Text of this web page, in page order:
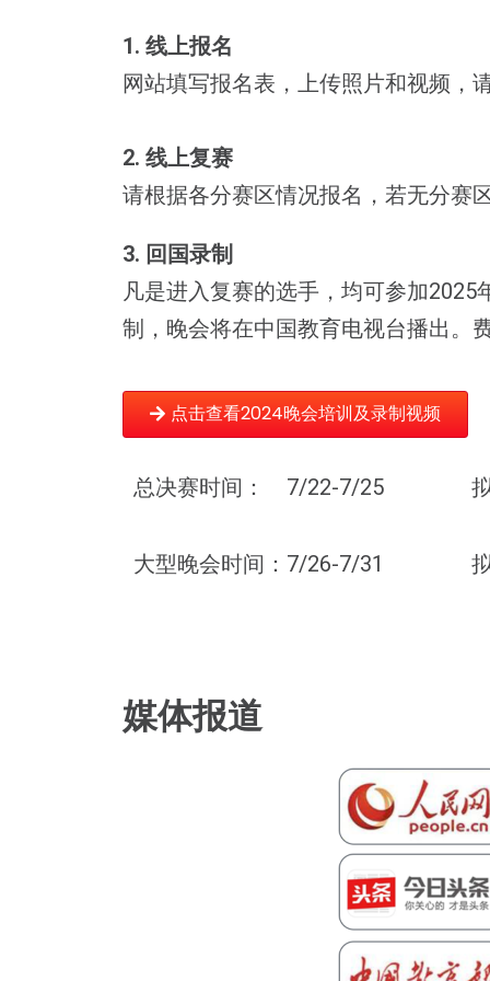
1. 线上报名
网站填写报名表，上传照片和视频，
2. 线上复赛
请根据各分赛区情况报名，若无分赛
3. 回国录制
凡是进入复赛的选手，均可参加
制，晚会将在中国教育电视台播出。
点击查看2024晚会培训及录制视频
总决赛时间： 7/22-7/25
大型晚会时间：7/26-7/31
媒体报道